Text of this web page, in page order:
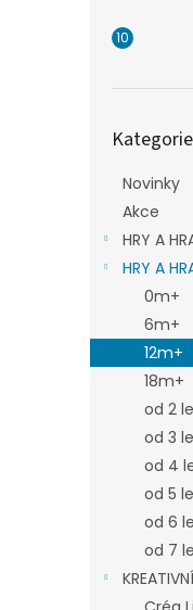
kategorie
Kategorie
Novinky
Akce
HRY A
HRY A
0m+
6m+
12m+
18m+
od 2
od 3
od 4
od 5
od 6
od 7